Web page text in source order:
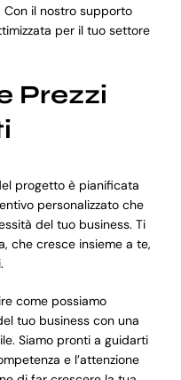
Con il nostro supporto
per il tuo settore
Prezzi
progetto è pianificata
personalizzato che
del tuo business. Ti
che cresce insieme a te,
come possiamo
tuo business con una
Siamo pronti a guidarti
e l’attenzione